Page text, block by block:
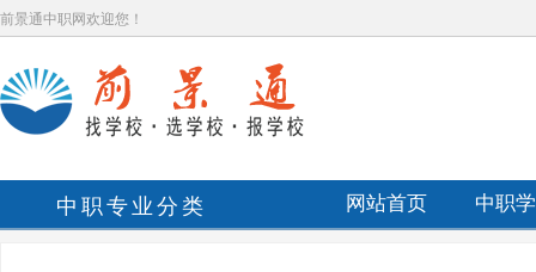
前景通中职网欢迎您！
中职专业分类 网站首页 中职